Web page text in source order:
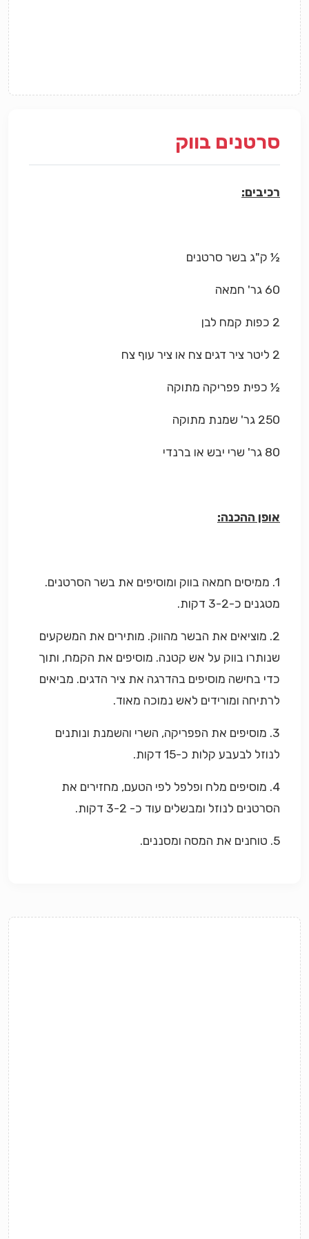
סרטנים בווק
רכיבים:
½ ק"ג בשר סרטנים
60 גר' חמאה
2 כפות קמח לבן
2 ליטר ציר דגים צח או ציר עוף צח
½ כפית פפריקה מתוקה
250 גר' שמנת מתוקה
80 גר' שרי יבש או ברנדי
אופן ההכנה:
1. ממיסים חמאה בווק ומוסיפים את בשר הסרטנים.
מטגנים כ-3-2 דקות.
2. מוציאים את הבשר מהווק. מותירים את המשקעים
שנותרו בווק על אש קטנה. מוסיפים את הקמח, ותוך
כדי בחישה מוסיפים בהדרגה את ציר הדגים. מביאים
לרתיחה ומורידים לאש נמוכה מאוד.
3. מוסיפים את הפפריקה, השרי והשמנת ונותנים
לנוזל לבעבע קלות כ-15 דקות.
4. מוסיפים מלח ופלפל לפי הטעם, מחזירים את
הסרטנים לנוזל ומבשלים עוד כ- 3-2 דקות.
5. טוחנים את המסה ומסננים.